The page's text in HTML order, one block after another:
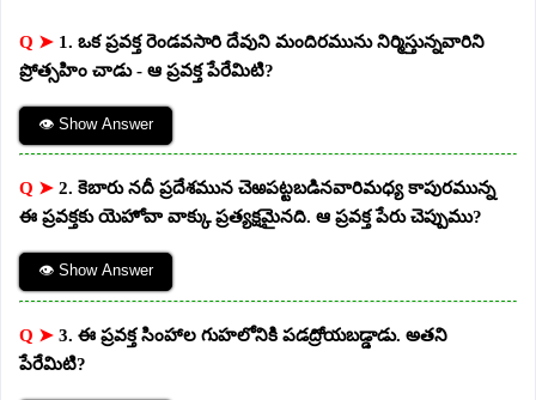
Q ➤ 1. ఒక ప్రవక్త రెండవసారి దేవుని మందిరమును నిర్మిస్తున్నవారిని
ప్రోత్సహిం చాడు - ఆ ప్రవక్త పేరేమిటి?
👁 Show Answer
Q ➤ 2. కెబారు నదీ ప్రదేశమున చెఱపట్టబడినవారిమధ్య కాపురమున్న
ఈ ప్రవక్తకు యెహోవా వాక్కు ప్రత్యక్షమైనది. ఆ ప్రవక్త పేరు చెప్పుము?
👁 Show Answer
Q ➤ 3. ఈ ప్రవక్త సింహాల గుహలోనికి పడద్రోయబడ్డాడు. అతని
పేరేమిటి?